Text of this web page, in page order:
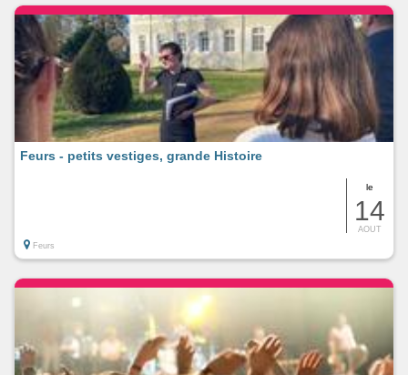
le
14
AOUT
Feurs - petits vestiges, grande Histoire
Feurs